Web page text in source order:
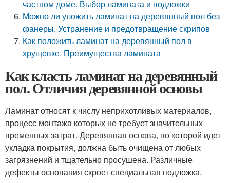
частном доме. Выбор ламината и подложки
Можно ли уложить ламинат на деревянный пол без
фанеры. Устранение и предотвращение скрипов
Как положить ламинат на деревянный пол в
хрущевке. Преимущества ламината
Как класть ламинат на деревянный
пол. Отличия деревянной основы
Ламинат относят к числу неприхотливых материалов,
процесс монтажа которых не требует значительных
временных затрат. Деревянная основа, по которой идет
укладка покрытия, должна быть очищена от любых
загрязнений и тщательно просушена. Различные
дефекты основания скроет специальная подложка.